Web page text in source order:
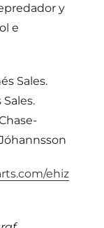
y
e
Sales.
ehiz